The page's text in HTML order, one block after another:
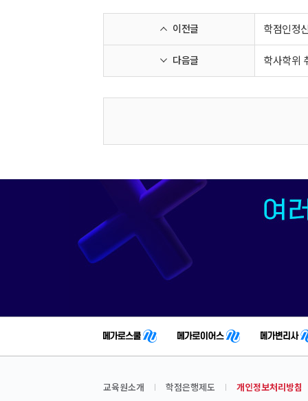
이전글 학점인정
다음글 학사학위
교육원소개 학점은행제도 개인정보처리방침